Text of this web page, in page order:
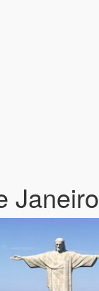
Janeiro